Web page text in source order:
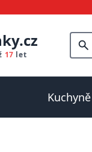
17 let
Kuchyně